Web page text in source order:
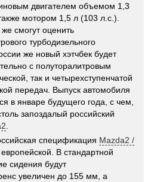
двигателем объемом 1,3
мотором 1,5 л (103 л.с.).
смогут оценить
турбодизельного
же новый хэтчбек будет
с полуторалитровым
так и четырехступенчатой
передач. Выпуск автомобиля
в январе будущего года, с чем,
запоздалый российский
спецификация Mazda2 /
В стандартной
сидения будут
увеличен до 155 мм, а